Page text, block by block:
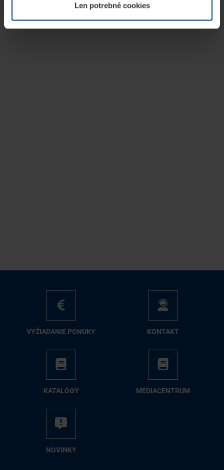
našej webovej stránky.Len potrebné cookies
VY­ŽIA­DA­NIE PO­NU­KY KON­TAKT
KA­TA­LÓ­GY ME­DIA­CEN­TRUM
NO­VIN­KY